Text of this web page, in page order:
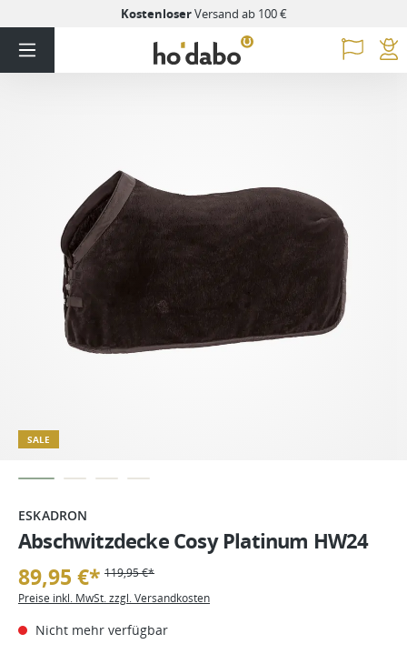
KostenloserVersand ab 100 €
SALE
ESKADRON
Abschwitzdecke Cosy Platinum HW24
89,95 €* 119,95 €*
Preise inkl. MwSt. zzgl. Versandkosten
Nicht mehr verfügbar